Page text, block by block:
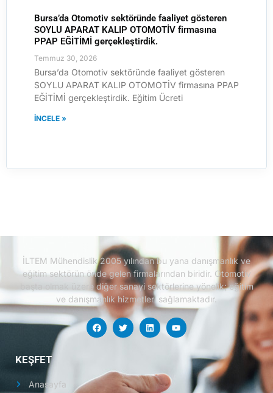
Bursa’da Otomotiv sektöründe faaliyet gösteren
SOYLU APARAT KALIP OTOMOTİV firmasına
PPAP EĞİTİMİ gerçekleştirdik.
Temmuz 30, 2026
Bursa’da Otomotiv sektöründe faaliyet gösteren
SOYLU APARAT KALIP OTOMOTİV firmasına PPAP
EĞİTİMİ gerçekleştirdik. Eğitim Ücreti
İNCELE »
İLTEM Mühendislik 2005 yılından bu yana danışmanlık ve
eğitim sektörün önde gelen firmalarından biridir. Otomotiv
başta olmak üzere diğer sanayi sektörlerine yönelik; eğitim
ve danışmanlık hizmetleri sağlamaktadır.
KEŞFET
Anasayfa